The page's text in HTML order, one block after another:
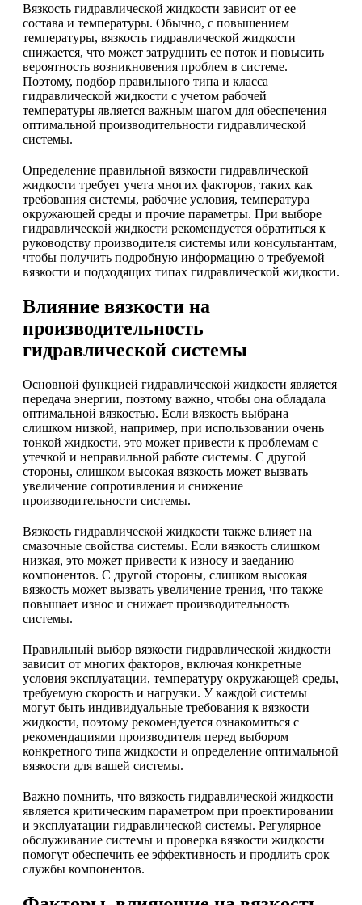
Вязкость гидравлической жидкости зависит от ее
состава и температуры. Обычно, с повышением
температуры, вязкость гидравлической жидкости
снижается, что может затруднить ее поток и повысить
вероятность возникновения проблем в системе.
Поэтому, подбор правильного типа и класса
гидравлической жидкости с учетом рабочей
температуры является важным шагом для обеспечения
оптимальной производительности гидравлической
системы.
Определение правильной вязкости гидравлической
жидкости требует учета многих факторов, таких как
требования системы, рабочие условия, температура
окружающей среды и прочие параметры. При выборе
гидравлической жидкости рекомендуется обратиться к
руководству производителя системы или консультантам,
чтобы получить подробную информацию о требуемой
вязкости и подходящих типах гидравлической жидкости.
Влияние вязкости на
производительность
гидравлической системы
Основной функцией гидравлической жидкости является
передача энергии, поэтому важно, чтобы она обладала
оптимальной вязкостью. Если вязкость выбрана
слишком низкой, например, при использовании очень
тонкой жидкости, это может привести к проблемам с
утечкой и неправильной работе системы. С другой
стороны, слишком высокая вязкость может вызвать
увеличение сопротивления и снижение
производительности системы.
Вязкость гидравлической жидкости также влияет на
смазочные свойства системы. Если вязкость слишком
низкая, это может привести к износу и заеданию
компонентов. С другой стороны, слишком высокая
вязкость может вызвать увеличение трения, что также
повышает износ и снижает производительность
системы.
Правильный выбор вязкости гидравлической жидкости
зависит от многих факторов, включая конкретные
условия эксплуатации, температуру окружающей среды,
требуемую скорость и нагрузки. У каждой системы
могут быть индивидуальные требования к вязкости
жидкости, поэтому рекомендуется ознакомиться с
рекомендациями производителя перед выбором
конкретного типа жидкости и определение оптимальной
вязкости для вашей системы.
Важно помнить, что вязкость гидравлической жидкости
является критическим параметром при проектировании
и эксплуатации гидравлической системы. Регулярное
обслуживание системы и проверка вязкости жидкости
помогут обеспечить ее эффективность и продлить срок
службы компонентов.